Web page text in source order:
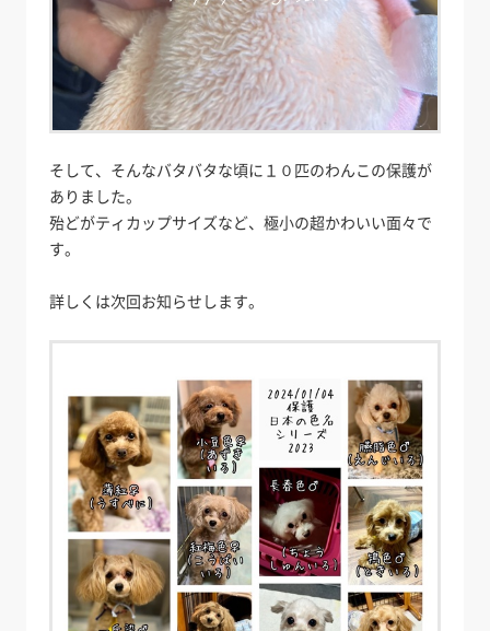
そして、そんなバタバタな頃に１０匹のわんこの保護が
ありました。
殆どがティカップサイズなど、極小の超かわいい面々で
す。
詳しくは次回お知らせします。